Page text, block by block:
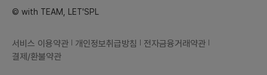
© with TEAM, LET'SPL
서비스 이용약관 개인정보취급방침
전자금융거래약관
결제/환불약관